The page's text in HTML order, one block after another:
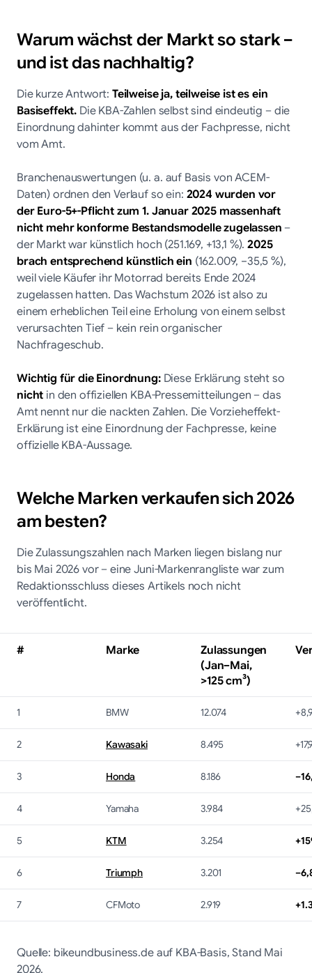
Warum wächst der Markt so stark –
und ist das nachhaltig?
Die kurze Antwort:Teilweise ja, teilweise ist es ein
Basiseffekt.Die KBA-Zahlen selbst sind eindeutig – die
Einordnung dahinter kommt aus der Fachpresse, nicht
vom Amt.
Branchenauswertungen (u. a. auf Basis von ACEM-
Daten) ordnen den Verlauf so ein:2024 wurden vor
der Euro-5+-Pflicht zum 1. Januar 2025 massenhaft
nicht mehr konforme Bestandsmodelle zugelassen–
der Markt war künstlich hoch (251.169, +13,1 %).2025
brach entsprechend künstlich ein (162.009, −35,5 %),
weil viele Käufer ihr Motorrad bereits Ende 2024
zugelassen hatten. Das Wachstum 2026 ist also zu
einem erheblichen Teil eine Erholung von einem selbst
verursachten Tief – kein rein organischer
Nachfrageschub.
Wichtig für die Einordnung:Diese Erklärung steht so
nichtin den offiziellen KBA-Pressemitteilungen – das
Amt nennt nur die nackten Zahlen. Die Vorzieheffekt-
Erklärung ist eine Einordnung der Fachpresse, keine
offizielle KBA-Aussage.
Welche Marken verkaufen sich 2026
am besten?
Die Zulassungszahlen nach Marken liegen bislang nur
bis Mai 2026 vor – eine Juni-Markenrangliste war zum
Redaktionsschluss dieses Artikels noch nicht
veröffentlicht.
# Marke Zulassungen
(Jan–Mai,
>125 cm³)
1 BMW 12.074
2
Kawasaki 8.495
3
Honda 8.186
4
Yamaha 3.984
5
KTM 3.254
6
Triumph 3.201
7
CFMoto 2.919
Quelle: bikeundbusiness.de auf KBA-Basis, Stand Mai
2026.